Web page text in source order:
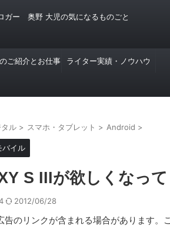
ガー 奥野 大児の気になるものごと
ご紹介とお仕事 ライター実績・ノウハウ
ル > スマホ・タブレット > Android >
バイル
S IIIが欲しくなっ
2012/06/28
告のリンクが含まれる場合があります。